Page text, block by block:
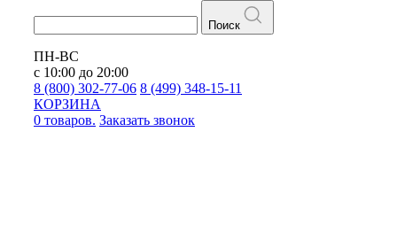
Поиск
ПН-ВС
с 10:00 до 20:00
8 (800) 302-77-06 8 (499) 348-15-11
КОРЗИНА
0 товаров. Заказать звонок